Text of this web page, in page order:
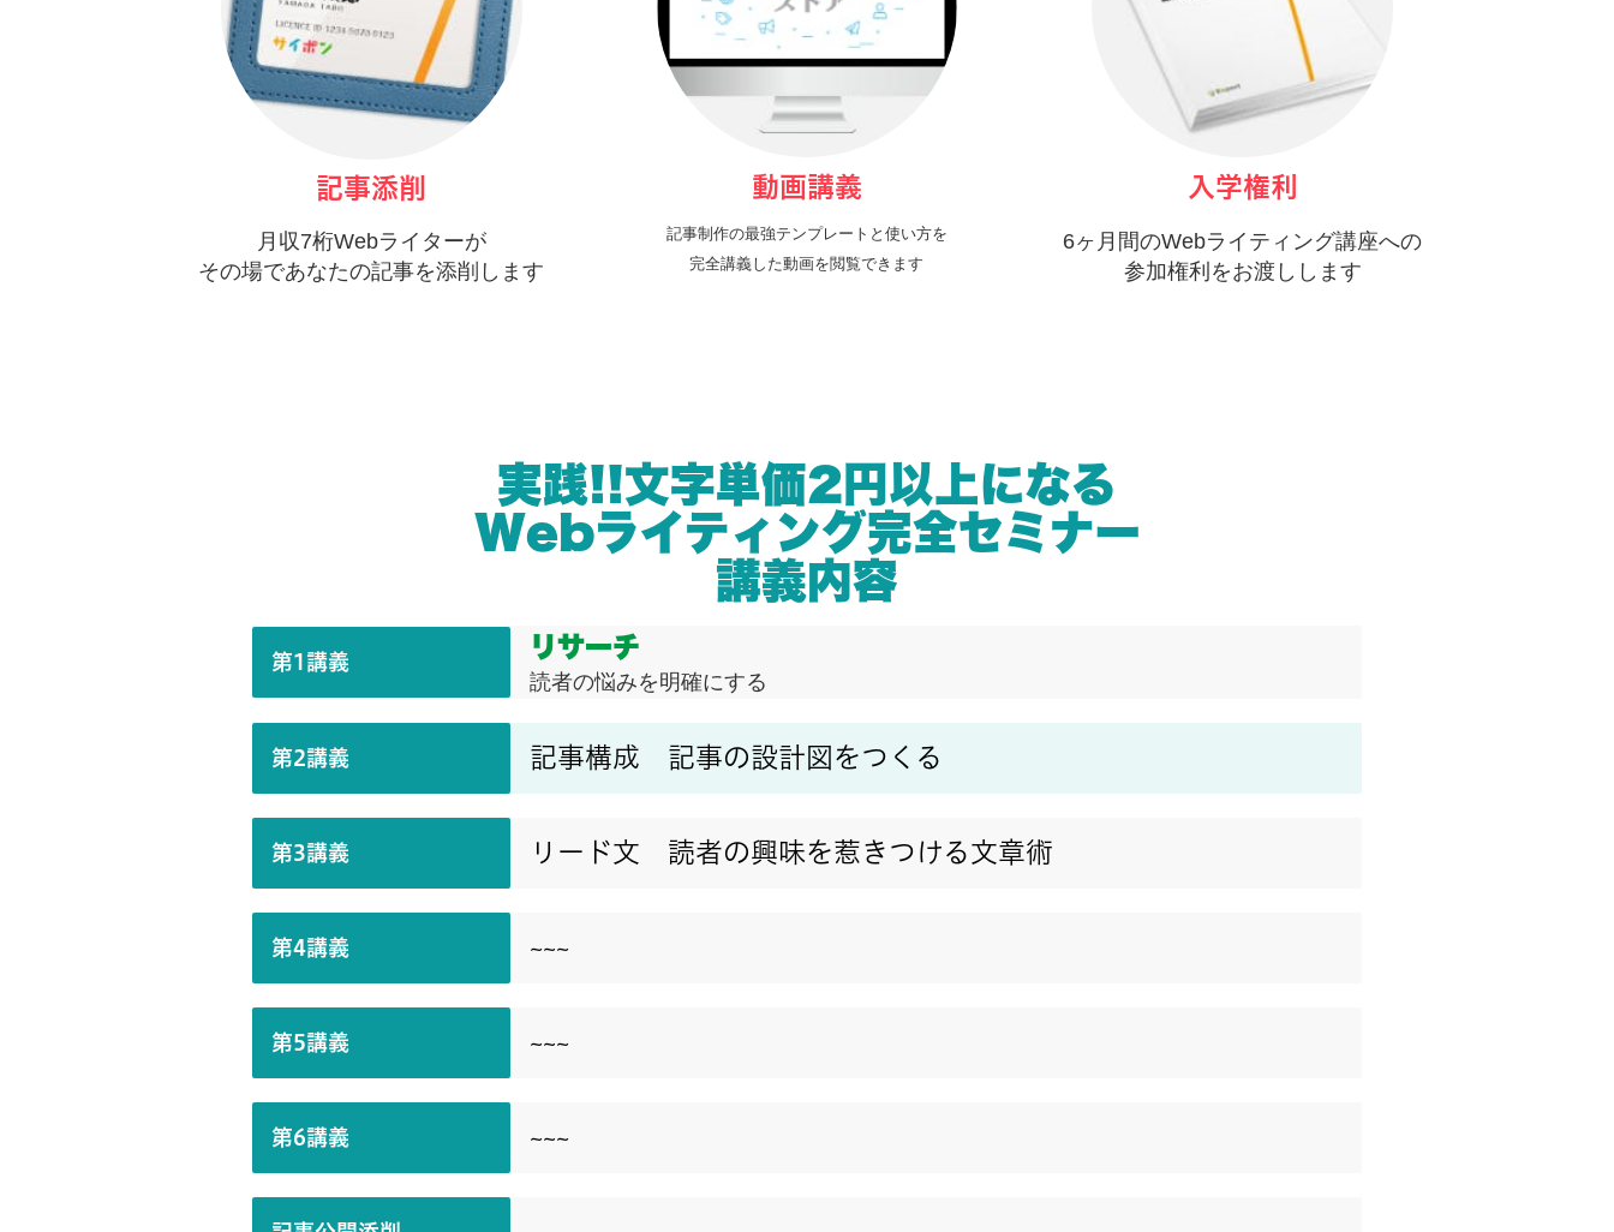
記事添削
月収7桁Webライターが
その場であなたの記事を添削します
動画講義
記事制作の最強テンプレートと使い方を
完全講義した動画を閲覧できます
入学権利
6ヶ月間のWebライティング講座への
参加権利をお渡しします
実践!!文字単価2円以上になる
Webライティング完全セミナー
講義内容
第1講義 リサーチ
読者の悩みを明確にする
第2講義 記事構成 記事の設計図をつくる
第3講義 リード文 読者の興味を惹きつける文章術
第4講義 ~~~
第5講義 ~~~
第6講義 ~~~